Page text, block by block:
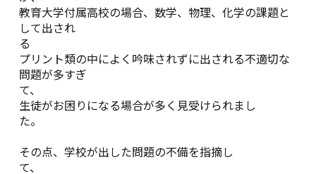
教育大学付属高校の場合、数学、物理、化学の課題と
して出され
プリント類の中によく吟味されずに出される不適切な
問題が多すぎ
て
生徒がお困りになる場合が多く見受けられまし
た
その点、学校が出した問題の不備を指摘し
て